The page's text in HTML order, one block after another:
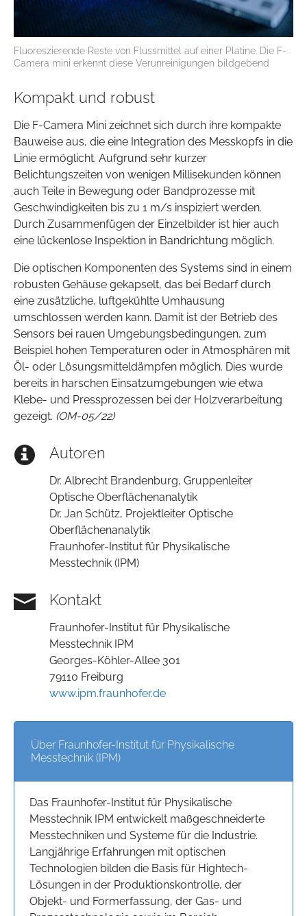
Fluoreszierende Reste von Flussmittel auf einer Platine. Die F-
Camera mini erkennt diese Verunreinigungen bildgebend
Kompakt und robust
Die F-Camera Mini zeichnet sich durch ihre kompakte
Bauweise aus, die eine Integration des Messkopfs in die
Linie ermöglicht. Aufgrund sehr kurzer
Belichtungszeiten von wenigen Millisekunden können
auch Teile in Bewegung oder Bandprozesse mit
Geschwindigkeiten bis zu 1 m/s inspiziert werden.
Durch Zusammenfügen der Einzelbilder ist hier auch
eine lückenlose Inspektion in Bandrichtung möglich.
Die optischen Komponenten des Systems sind in einem
robusten Gehäuse gekapselt, das bei Bedarf durch
eine zusätzliche, luftgekühlte Umhausung
umschlossen werden kann. Damit ist der Betrieb des
Sensors bei rauen Umgebungsbedingungen, zum
Beispiel hohen Temperaturen oder in Atmosphären mit
Öl- oder Lösungsmitteldämpfen möglich. Dies wurde
bereits in harschen Einsatzumgebungen wie etwa
Klebe- und Pressprozessen bei der Holzverarbeitung
gezeigt. (OM-05/22)
Autoren
Dr. Albrecht Brandenburg, Gruppenleiter
Optische Oberflächenanalytik
Dr. Jan Schütz, Projektleiter Optische
Oberflächenanalytik
Fraunhofer-Institut für Physikalische
Messtechnik (IPM)
Kontakt
Fraunhofer-Institut für Physikalische
Messtechnik IPM
Georges-Köhler-Allee 301
79110 Freiburg
www.ipm.fraunhofer.de
Über Fraunhofer-Institut für Physikalische
Messtechnik (IPM)
Das Fraunhofer-Institut für Physikalische
Messtechnik IPM entwickelt maßgeschneiderte
Messtechniken und Systeme für die Industrie.
Langjährige Erfahrungen mit optischen
Technologien bilden die Basis für Hightech-
Lösungen in der Produktionskontrolle, der
Objekt- und Formerfassung, der Gas- und